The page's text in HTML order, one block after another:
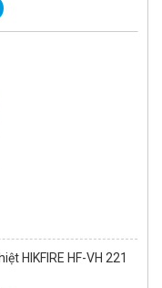
HIKFIRE HF-VH 221